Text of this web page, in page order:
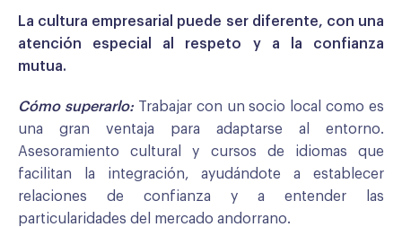
La cultura empresarial puede ser diferente, con una
atención especial al respeto y a la confianza
mutua.
Cómo superarlo:Trabajar con un socio local como es
una gran ventaja para adaptarse al entorno.
Asesoramiento cultural y cursos de idiomas que
facilitan la integración, ayudándote a establecer
relaciones de confianza y a entender las
particularidades del mercado andorrano.